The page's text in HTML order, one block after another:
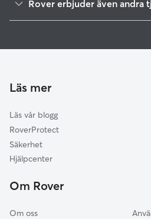
Kristianstad
Hässleholm
Älmhult
Hörby
Höör
Rover erbjuder även andra
Läs mer
Läs vår blogg
RoverProtect
Säkerhet
Hjälpcenter
Om Rover
Om oss